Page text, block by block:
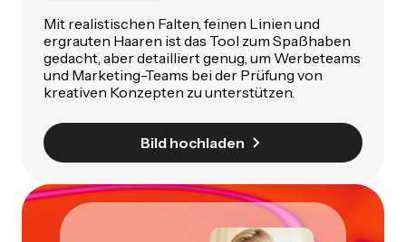
Mit realistischen Falten, feinen Linien und
ergrauten Haaren ist das Tool zum Spaßhaben
gedacht, aber detailliert genug, um Werbeteams
und Marketing-Teams bei der Prüfung von
kreativen Konzepten zu unterstützen.
Bild hochladen